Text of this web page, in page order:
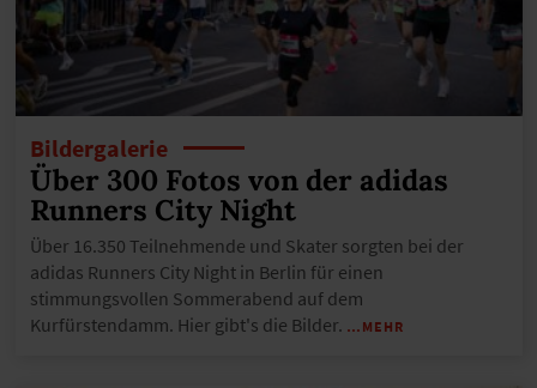
Bildergalerie
Über 300 Fotos von der adidas
Runners City Night
Über 16.350 Teilnehmende und Skater sorgten bei der
adidas Runners City Night in Berlin für einen
stimmungsvollen Sommerabend auf dem
Kurfürstendamm. Hier gibt's die Bilder. …MEHR